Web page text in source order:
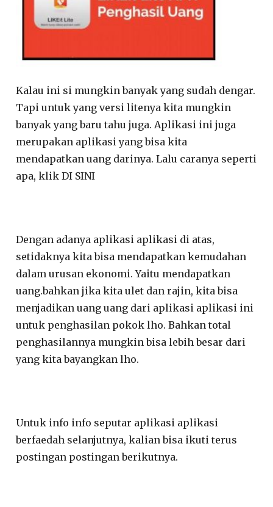
Kalau ini si mungkin banyak yang sudah dengar.
Tapi untuk yang versi litenya kita mungkin
banyak yang baru tahu juga. Aplikasi ini juga
merupakan aplikasi yang bisa kita
mendapatkan uang darinya. Lalu caranya seperti
apa, klik DI SINI
Dengan adanya aplikasi aplikasi di atas,
setidaknya kita bisa mendapatkan kemudahan
dalam urusan ekonomi. Yaitu mendapatkan
uang.bahkan jika kita ulet dan rajin, kita bisa
menjadikan uang uang dari aplikasi aplikasi ini
untuk penghasilan pokok lho. Bahkan total
penghasilannya mungkin bisa lebih besar dari
yang kita bayangkan lho.
Untuk info info seputar aplikasi aplikasi
berfaedah selanjutnya, kalian bisa ikuti terus
postingan postingan berikutnya.